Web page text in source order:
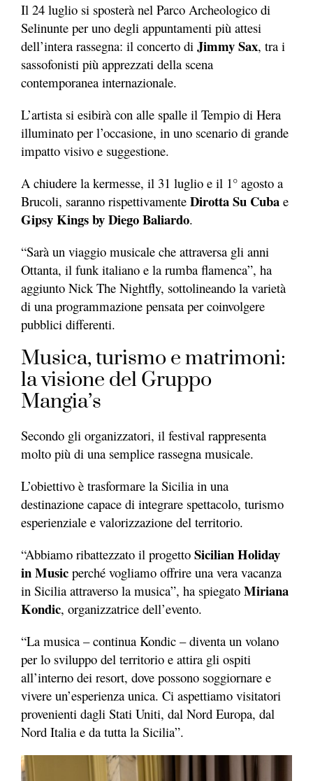
Il 24 luglio si sposterà nel Parco Archeologico di
Selinunte per uno degli appuntamenti più attesi
dell’intera rassegna: il concerto di Jimmy Sax, tra i
sassofonisti più apprezzati della scena
contemporanea internazionale.
L’artista si esibirà con alle spalle il Tempio di Hera
illuminato per l’occasione, in uno scenario di grande
impatto visivo e suggestione.
A chiudere la kermesse, il 31 luglio e il 1° agosto a
Brucoli, saranno rispettivamente Dirotta Su Cuba e
Gipsy Kings by Diego Baliardo.
“Sarà un viaggio musicale che attraversa gli anni
Ottanta, il funk italiano e la rumba flamenca”, ha
aggiunto Nick The Nightfly, sottolineando la varietà
di una programmazione pensata per coinvolgere
pubblici differenti.
Musica, turismo e matrimoni:
la visione del Gruppo
Mangia’s
Secondo gli organizzatori, il festival rappresenta
molto più di una semplice rassegna musicale.
L’obiettivo è trasformare la Sicilia in una
destinazione capace di integrare spettacolo, turismo
esperienziale e valorizzazione del territorio.
“Abbiamo ribattezzato il progetto Sicilian Holiday
in Music perché vogliamo offrire una vera vacanza
in Sicilia attraverso la musica”, ha spiegato Miriana
Kondic, organizzatrice dell’evento.
“La musica – continua Kondic – diventa un volano
per lo sviluppo del territorio e attira gli ospiti
all’interno dei resort, dove possono soggiornare e
vivere un’esperienza unica. Ci aspettiamo visitatori
provenienti dagli Stati Uniti, dal Nord Europa, dal
Nord Italia e da tutta la Sicilia”.